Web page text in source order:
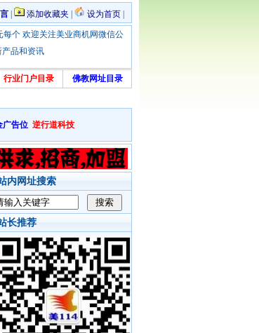
添加收藏夹 设为首页
个 欢迎关注美业商机网微信公
产品和资讯
行业门户目录 佛教网址目录
广告位 逆行道科技
内网址搜索
长推荐